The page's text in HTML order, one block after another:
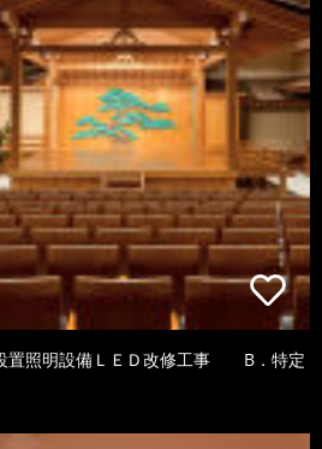
置照明設備ＬＥＤ改修工事 B．特定